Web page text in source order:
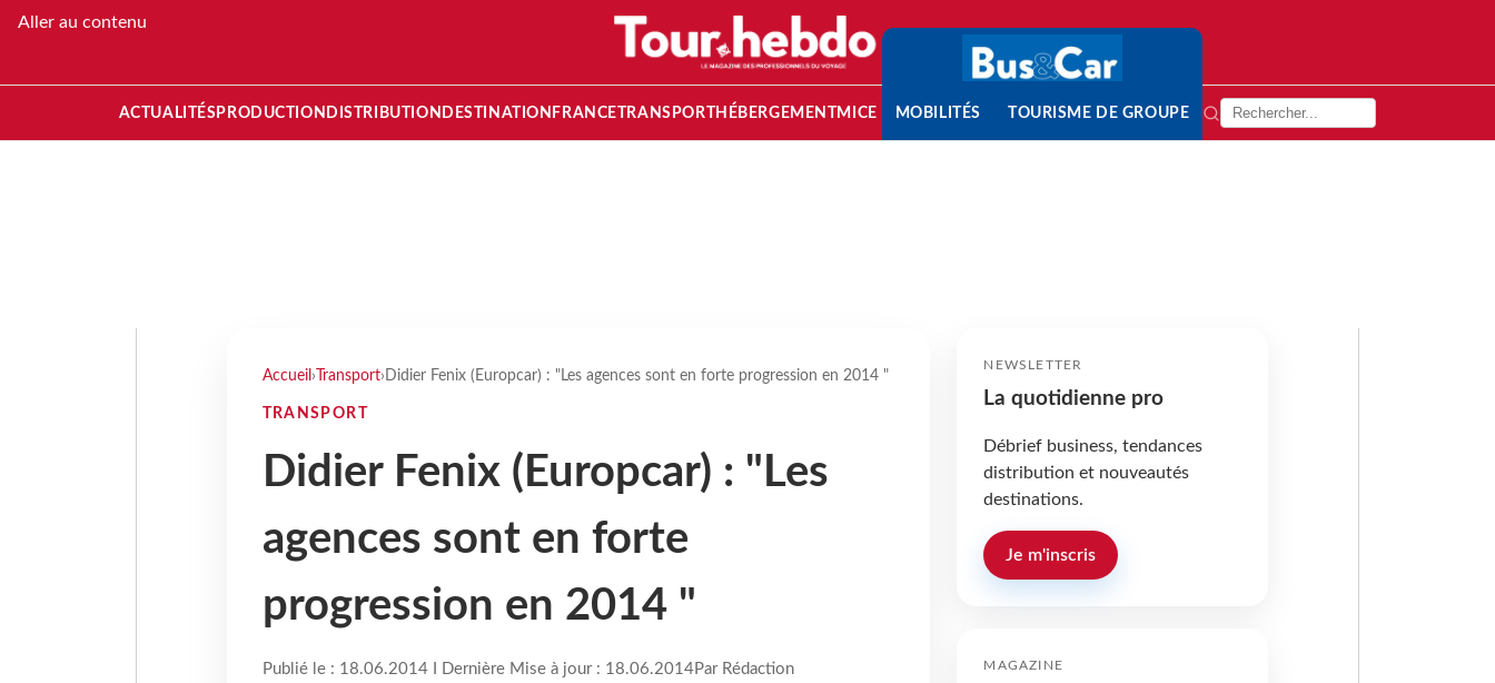
Aller au contenu
ACTUALITÉS PRODUCTION DISTRIBUTION DESTINATION FRANCETRANSPORT HÉBERGEMENTMICE MOBILITÉS TOURISME DE GROUPE
Accueil › Transport› Didier Fenix (Europcar) : "Les agences sont en forte progression en 2014 "
TRANSPORT
Didier Fenix (Europcar) : "Les
agences sont en forte
progression en 2014 "
Publié le : 18.06.2014 I Dernière Mise à jour : 18.06.2014Par Rédaction
NEWSLETTER
La quotidienne pro
Débrief business, tendances
distribution et nouveautés
destinations.
Je m'inscris
MAGAZINE